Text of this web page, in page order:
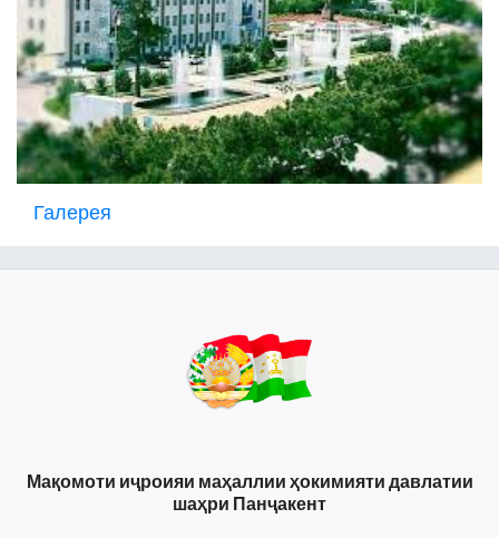
Галерея
Мақомоти иҷроияи маҳаллии ҳокимияти давлатии
шаҳри Панҷакент